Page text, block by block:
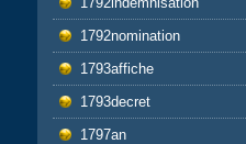
1792nomination
1793affiche
1793decret
1797an